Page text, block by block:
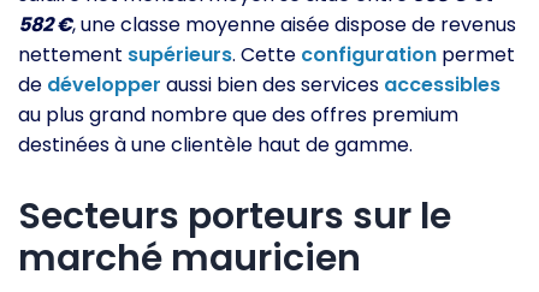
582 €, une classe moyenne aisée dispose de revenus
nettement supérieurs. Cette configuration permet
de développer aussi bien des services accessibles
au plus grand nombre que des offres premium
destinées à une clientèle haut de gamme.
Secteurs porteurs sur le
marché mauricien